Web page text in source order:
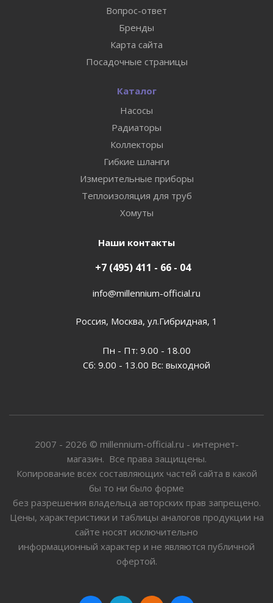
Вопрос-ответ
Бренды
Карта сайта
Посадочные страницы
Каталог
Насосы
Радиаторы
Коллекторы
Гибкие шланги
Измерительные приборы
Теплоизоляция для труб
Хомуты
Наши контакты
+7 (495) 411 - 66 - 04
info@millennium-official.ru
Россия, Москва, ул.Гибридная, 1
Пн - Пт: 9.00 - 18.00
Сб: 9.00 - 13.00 Вс: выходной
2007 - 2026 © millennium-official.ru - интернет-
магазин. Все права защищены.
Копирование всех составляющих частей сайта в какой
бы то ни было форме
без разрешения владельца авторских прав запрещено.
Цены, характеристики и таблицы аналогов продукции на
сайте носят исключительно
информационный характер и не являются публичной
офертой.